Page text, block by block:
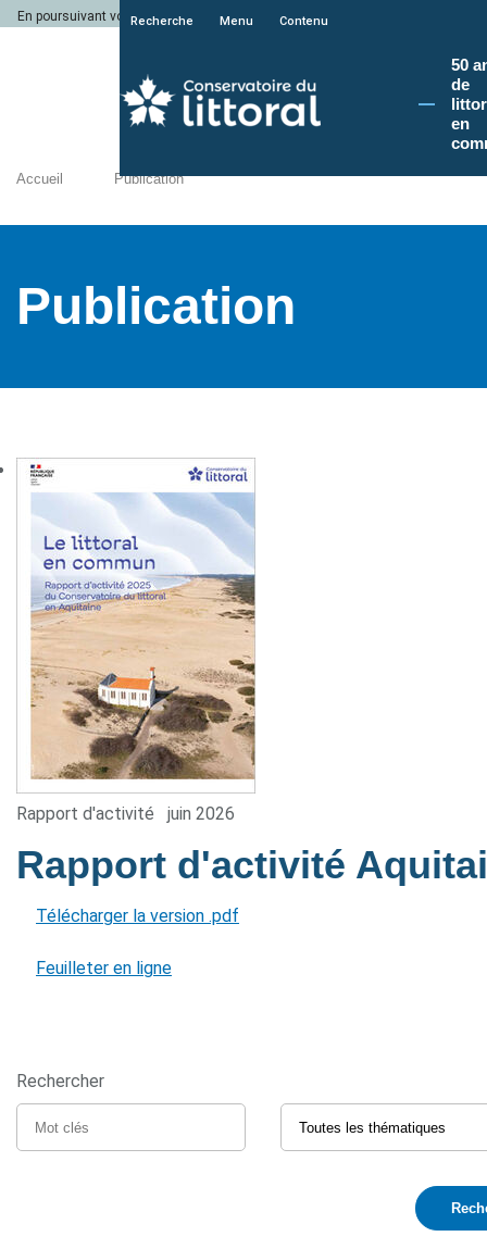
En poursuivant votre navigation sur le site du Conservatoire du littoral, vous
Recherche Menu Contenu
50
de
en
Accueil Publication
Publication
Rapport d'activité juin 2026
Rapport d'activité
Télécharger la version .pdf
Feuilleter en ligne
Rechercher